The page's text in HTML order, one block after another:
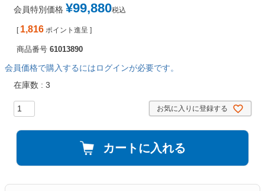
会員特別価格 ¥99,880税込
[ 1,816 ポイント進呈 ]
商品番号 61013890
会員価格で購入するにはログインが必要です。
在庫数
3
お気に入りに登録する
カートに入れる